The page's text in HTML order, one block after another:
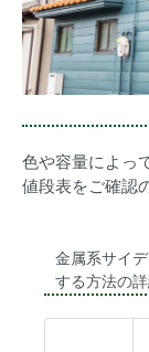
色や容量によっ
値段表をご確認